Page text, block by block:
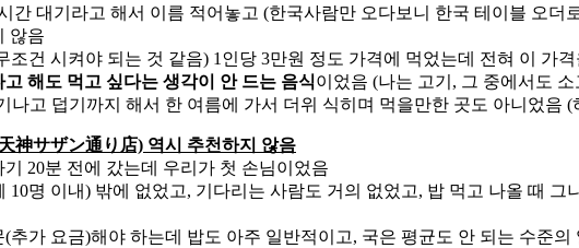
간 대기라고 해서 이름 적어놓고 (한국사람만 오다보니 한국 테이블 오
않음
조건 시켜야 되는 것 같음) 1인당 3만원 정도 가격에 먹었는데 전혀 이 가
해도 먹고 싶다는 생각이 안 드는 음식이었음 (나는 고기, 그 중에서도
나고 덥기까지 해서 한 여름에 가서 더위 식히며 먹을만한 곳도 아니었음
神サザン通り店) 역시 추천하지 않음
20분 전에 갔는데 우리가 첫 손님이었음
10명 이내) 밖에 없었고, 기다리는 사람도 거의 없었고, 밥 먹고 나올 때
추가 요금)해야 하는데 밥도 아주 일반적이고, 국은 평균도 안 되는 수준의